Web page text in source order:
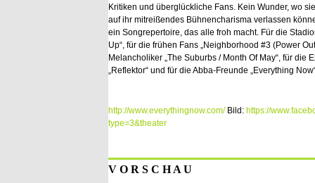
Kritiken und überglückliche Fans. Kein Wunder, wo
auf ihr mitreißendes Bühnencharisma verlassen
ein Songrepertoire, das alle froh macht. Für die
Up“, für die frühen Fans „Neighborhood #3 (Power
Melancholiker „The Suburbs / Month Of May“, für die
„Reflektor“ und für die Abba-Freunde „Everything
http://www.everythingnow.com/Bild: https://
type=3&theater
V O R S C H A U